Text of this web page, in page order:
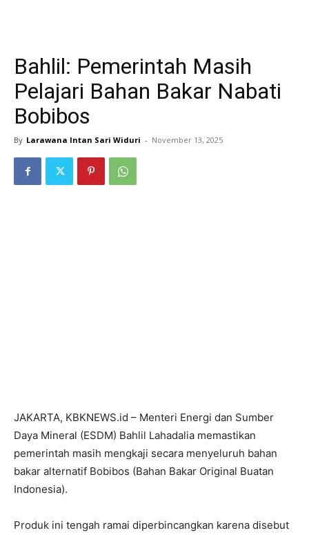
Bahlil: Pemerintah Masih
Pelajari Bahan Bakar Nabati
Bobibos
By Larawana Intan Sari Widuri - November 13, 2025
JAKARTA, KBKNEWS.id – Menteri Energi dan Sumber
Daya Mineral (ESDM) Bahlil Lahadalia memastikan
pemerintah masih mengkaji secara menyeluruh bahan
bakar alternatif Bobibos (Bahan Bakar Original Buatan
Indonesia).
Produk ini tengah ramai diperbincangkan karena disebut